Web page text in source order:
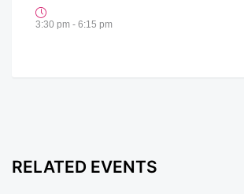
3:30 pm - 6:15 pm
RELATED EVENTS